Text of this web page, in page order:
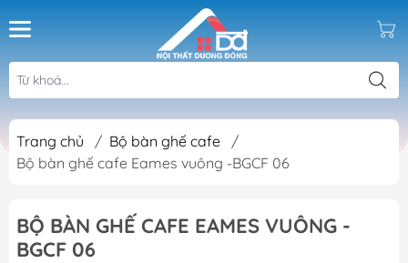
Trang chủ / Bộ bàn ghế cafe
/
Bộ bàn ghế cafe Eames vuông -BGCF 06
BỘ BÀN GHẾ CAFE EAMES VUÔNG -
BGCF 06